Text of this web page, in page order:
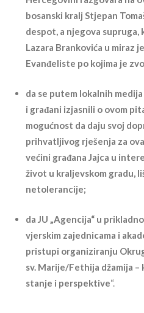
bosanski kralj Stjepan
despot, a njegova supruga,
Lazara Brankovića u miraz
Evanđeliste po kojima je
da se putem lokalnih
i građani izjasnili o ovom
mogućnost da daju svoj
prihvatljivog rješenja za
većini građana Jajca u
život u kraljevskom gradu,
netolerancije;
da JU „Agencija“ u
vjerskim zajednicama i
pristupi organiziranju
sv. Marije/Fethija džamija
stanje i perspektive“.